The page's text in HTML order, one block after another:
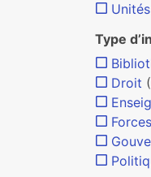
Type
Droit